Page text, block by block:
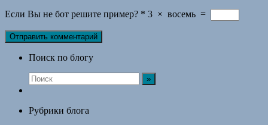
Если Вы не бот решите пример? * 3 × восемь =
Поиск по блогу
Рубрики блога